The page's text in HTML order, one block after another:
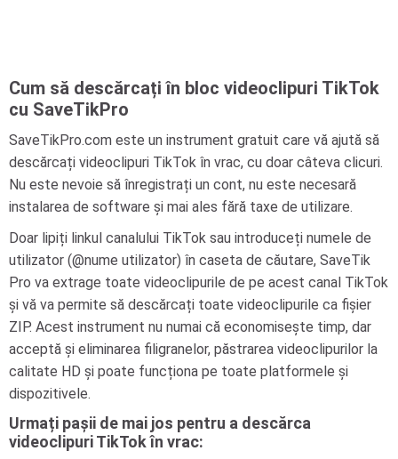
Cum să descărcați în bloc videoclipuri TikTok
cu SaveTikPro
SaveTikPro.com este un instrument gratuit care vă ajută să
descărcați videoclipuri TikTok în vrac, cu doar câteva clicuri.
Nu este nevoie să înregistrați un cont, nu este necesară
instalarea de software și mai ales fără taxe de utilizare.
Doar lipiți linkul canalului TikTok sau introduceți numele de
utilizator (@nume utilizator) în caseta de căutare, SaveTik
Pro va extrage toate videoclipurile de pe acest canal TikTok
și vă va permite să descărcați toate videoclipurile ca fișier
ZIP. Acest instrument nu numai că economisește timp, dar
acceptă și eliminarea filigranelor, păstrarea videoclipurilor la
calitate HD și poate funcționa pe toate platformele și
dispozitivele.
Urmați pașii de mai jos pentru a descărca
videoclipuri TikTok în vrac: